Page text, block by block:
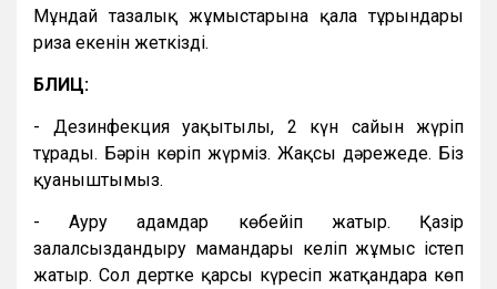
Мұндай тазалық жұмыстарына қала тұрғындары
риза екенін жеткізді.
БЛИЦ:
- Дезинфекция уақытылы, 2 күн сайын жүріп
тұрады. Бәрін көріп жүрміз. Жақсы дәрежеде. Біз
қуаныштымыз.
- Ауру адамдар көбейіп жатыр. Қазір
залалсыздандыру мамандары келіп жұмыс істеп
жатыр. Сол дертке қарсы күресіп жатқандарға көп